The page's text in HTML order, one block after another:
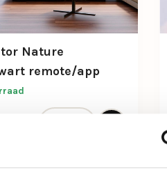
remote cct aantal
Nature
remote/app
Ventilator Nature hout/